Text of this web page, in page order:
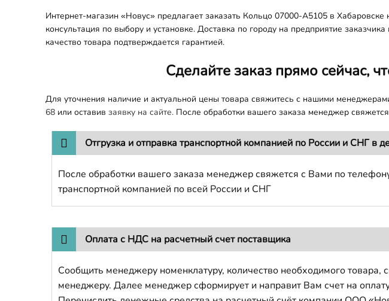
Интернет-магазин «Новус» предлагает заказать Кольцо 07000-A5105 в
консультация по выбору и установке. Доставка по городу на предприятие
качество товара подтверждается гарантией.
Сделайте заказ прямо сейчас,
Для уточнения наличие и актуальной цены товара свяжитесь с нашими
68 или оставив заявку на сайте. После обработки вашего заказа менеджер
Отгрузка и отправка транспортной компанией по России и СНГ в
После обработки вашего заказа менеджер свяжется с Вами по
транспортной компанией по всей России и СНГ
Оплата с НДС на расчетный счет поставщика
Сообщить менеджеру номенклатуру, количество необходимого
менеджеру. Далее менеджер сформирует и направит Вам счет на